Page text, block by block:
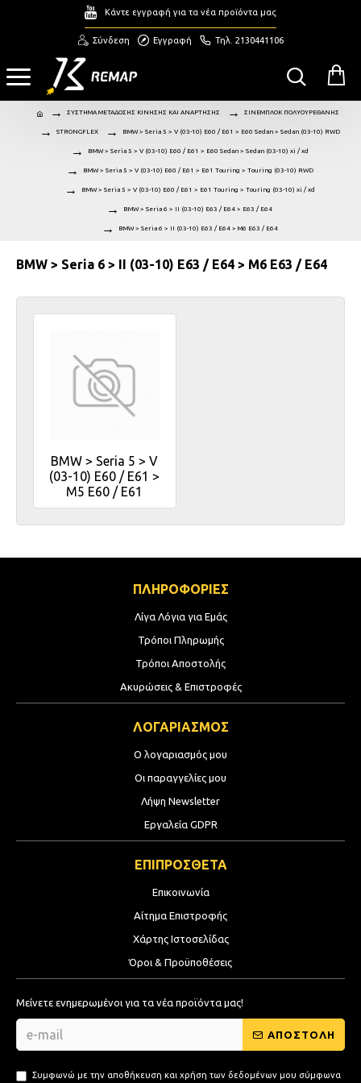
Κάντε εγγραφή για τα νέα προϊόντα μας
Σύνδεση Εγγραφή Τηλ. 2130441106
ΣΥΣΤΗΜΑ ΜΕΤΑΔΟΣΗΣ ΚΙΝΗΣΗΣ ΚΑΙ ΑΝΑΡΤΗΣΗΣ ΣΙΝΕΜΠΛΟΚ ΠΟΛΥΟΥΡΕΘΑΝΗΣ
STRONGFLEX BMW > Seria 5 > V (03-10) E60 / E61 > E60 Sedan > Sedan (03-10) RWD
BMW > Seria 5 > V (03-10) E60 / E61 > E60 Sedan > Sedan (03-10) xi / xd
BMW > Seria 5 > V (03-10) E60 / E61 > E61 Touring > Touring (03-10) RWD
BMW > Seria 5 > V (03-10) E60 / E61 > E61 Touring > Touring (03-10) xi / xd
BMW > Seria 6 > II (03-10) E63 / E64 > E63 / E64
BMW > Seria 6 > II (03-10) E63 / E64 > M6 E63 / E64
BMW > Seria 6 > II (03-10) E63 / E64 > M6 E63 / E64
BMW > Seria 5 > V
(03-10) E60 / E61 >
M5 E60 / E61
ΠΛΗΡΟΦΟΡΙΕΣ
Λίγα Λόγια για Εμάς
Τρόποι Πληρωμής
Τρόποι Αποστολής
Ακυρώσεις & Επιστροφές
ΛΟΓΑΡΙΑΣΜΟΣ
Ο λογαριασμός μου
Οι παραγγελίες μου
Λήψη Newsletter
Εργαλεία GDPR
ΕΠΙΠΡΟΣΘΕΤΑ
Επικοινωνία
Αίτημα Επιστροφής
Χάρτης Ιστοσελίδας
Όροι & Προϋποθέσεις
Μείνετε ενημερωμένοι για τα νέα προϊόντα μας!
ΑΠΟΣΤΟΛΗ
Συμφωνώ με την αποθήκευση και χρήση των δεδομένων μου σύμφωνα